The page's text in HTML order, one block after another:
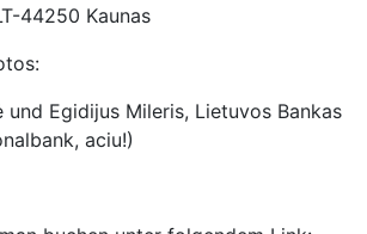
44250 Kaunas
und Egidijus Mileris, Lietuvos Bankas
aciu!)